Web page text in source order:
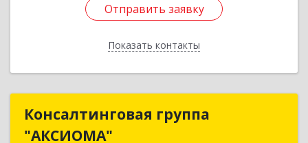
Отправить заявку
Показать контакты
Отправить заявку
Назад
Консалтинговая группа
"АКСИОМА"
Консалтинговая группа